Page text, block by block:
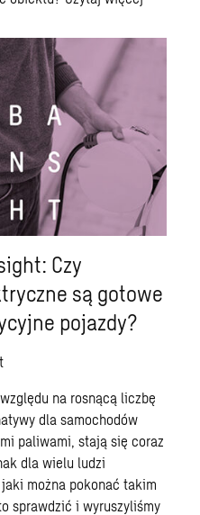
Czy
są gotowe
pojazdy?
na rosnącą liczbę
dla samochodów
paliwami, stają się coraz
dla wielu ludzi
można pokonać takim
sprawdzić i wyruszyliśmy